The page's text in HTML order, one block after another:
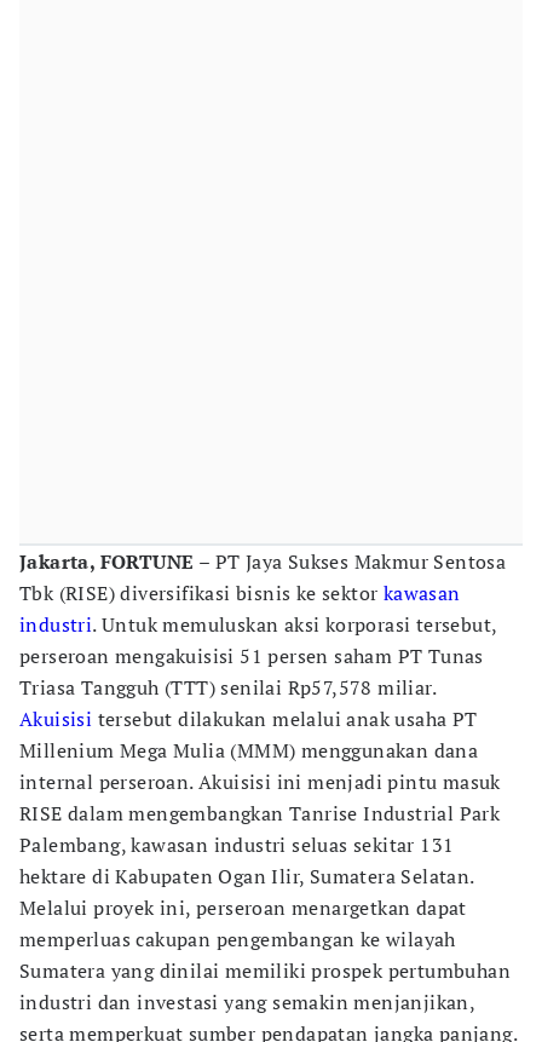
Jakarta, FORTUNE – PT Jaya Sukses Makmur Sentosa
Tbk (RISE) diversifikasi bisnis ke sektor kawasan
industri. Untuk memuluskan aksi korporasi tersebut,
perseroan mengakuisisi 51 persen saham PT Tunas
Triasa Tangguh (TTT) senilai Rp57,578 miliar.
Akuisisi tersebut dilakukan melalui anak usaha PT
Millenium Mega Mulia (MMM) menggunakan dana
internal perseroan. Akuisisi ini menjadi pintu masuk
RISE dalam mengembangkan Tanrise Industrial Park
Palembang, kawasan industri seluas sekitar 131
hektare di Kabupaten Ogan Ilir, Sumatera Selatan.
Melalui proyek ini, perseroan menargetkan dapat
memperluas cakupan pengembangan ke wilayah
Sumatera yang dinilai memiliki prospek pertumbuhan
industri dan investasi yang semakin menjanjikan,
serta memperkuat sumber pendapatan jangka panjang.